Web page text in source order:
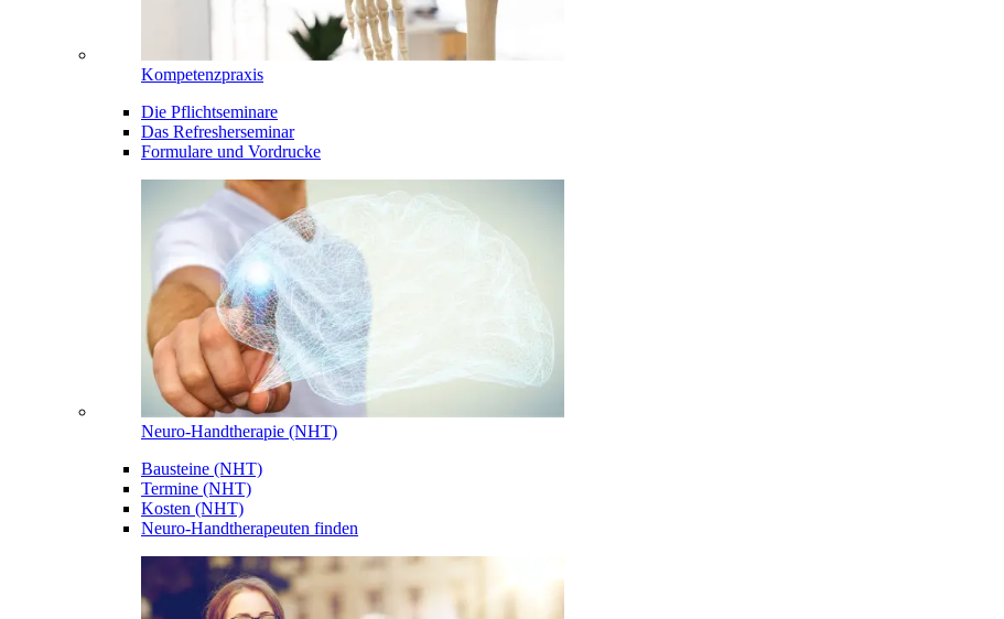
Kompetenzpraxis
Die Pflichtseminare
Das Refresherseminar
Formulare und Vordrucke
Neuro-Handtherapie (NHT)
Bausteine (NHT)
Termine (NHT)
Kosten (NHT)
Neuro-Handtherapeuten finden